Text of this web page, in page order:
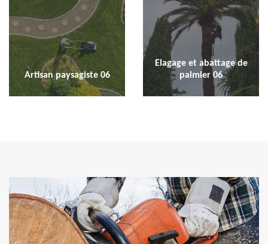
Artisan paysagiste 06
Elagage et abattage de
palmier 06